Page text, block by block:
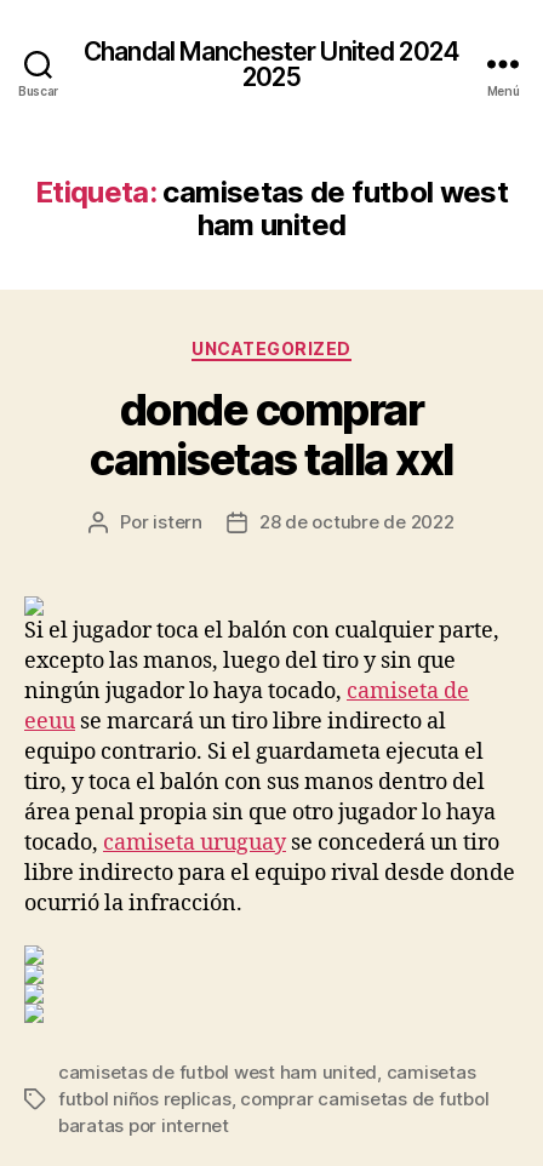
Buscar
Chandal Manchester United 2024
2025
Menú
Etiqueta: camisetas de futbol west
ham united
Categorías
UNCATEGORIZED
donde comprar
camisetas talla xxl
Autor
Por istern
Fecha28 de octubre de 2022
Si el jugador toca el balón con cualquier parte,
excepto las manos, luego del tiro y sin que
ningún jugador lo haya tocado, camiseta de
eeuu se marcará un tiro libre indirecto al
equipo contrario. Si el guardameta ejecuta el
tiro, y toca el balón con sus manos dentro del
área penal propia sin que otro jugador lo haya
tocado, camiseta uruguayse concederá un tiro
libre indirecto para el equipo rival desde donde
ocurrió la infracción.
Etiquetas
camisetas de futbol west ham united, camisetas
futbol niños replicas, comprar camisetas de futbol
baratas por internet